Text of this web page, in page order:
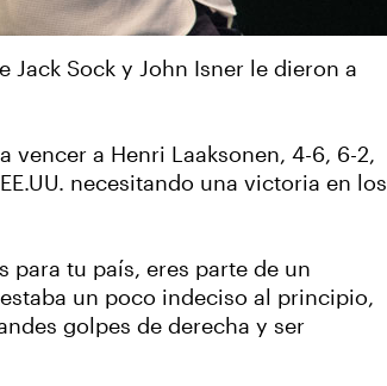
Jack Sock y John Isner le dieron a
vencer a Henri Laaksonen, 4-6, 6-2,
necesitando una victoria en los
para tu país, eres parte de un
un poco indeciso al principio,
golpes de derecha y ser